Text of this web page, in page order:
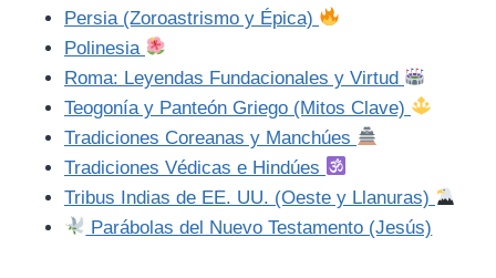
Persia (Zoroastrismo y Épica)
Polinesia
Roma: Leyendas Fundacionales y Virtud
Teogonía y Panteón Griego (Mitos Clave)
Tradiciones Coreanas y Manchúes
Tradiciones Védicas e Hindúes
Tribus Indias de EE. UU. (Oeste y Llanuras)
Parábolas del Nuevo Testamento (Jesús)